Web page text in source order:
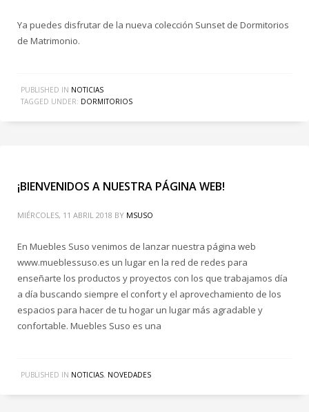
Ya puedes disfrutar de la nueva colección Sunset de Dormitorios
de Matrimonio.
PUBLISHED IN NOTICIAS
TAGGED UNDER: DORMITORIOS
¡BIENVENIDOS A NUESTRA PÁGINA WEB!
MIÉRCOLES, 11 ABRIL 2018 BY MSUSO
En Muebles Suso venimos de lanzar nuestra página web
www.mueblessuso.es un lugar en la red de redes para
enseñarte los productos y proyectos con los que trabajamos día
a día buscando siempre el confort y el aprovechamiento de los
espacios para hacer de tu hogar un lugar más agradable y
confortable. Muebles Suso es una
PUBLISHED IN NOTICIAS, NOVEDADES